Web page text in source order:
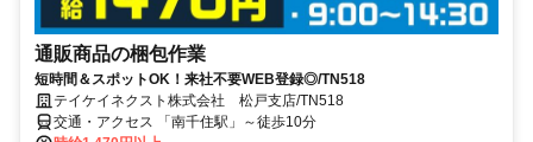
通販商品の梱包作業
短時間＆スポットOK！来社不要WEB登録◎/TN518
テイケイネクスト株式会社 松戸支店/TN518
交通・アクセス 「南千住駅」～徒歩10分